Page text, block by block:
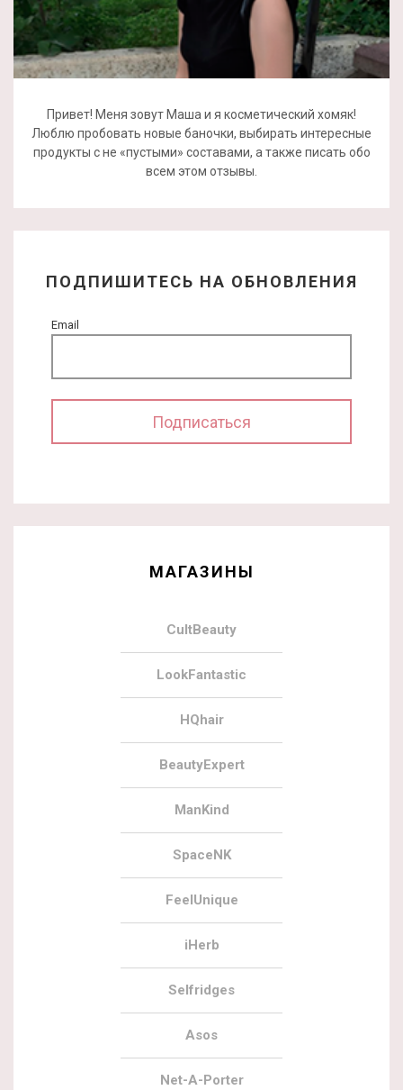
Привет! Меня зовут Маша и я косметический хомяк!
Люблю пробовать новые баночки, выбирать интересные
продукты с не «пустыми» составами, а также писать обо
всем этом отзывы.
ПОДПИШИТЕСЬ НА ОБНОВЛЕНИЯ
Email
МАГАЗИНЫ
CultBeauty
LookFantastic
HQhair
BeautyExpert
ManKind
SpaceNK
FeelUnique
iHerb
Selfridges
Asos
Net-A-Porter